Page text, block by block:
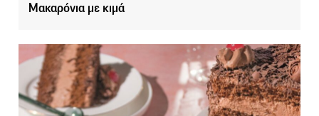
Μακαρόνια με κιμά